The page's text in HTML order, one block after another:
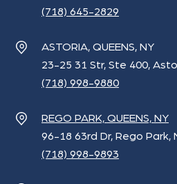
(718) 645-2829
ASTORIA, QUEENS, NY
23-25 31 Str, Ste 400,
(718) 998-9880
REGO PARK, QUEENS, NY
96-18 63rd Dr, Rego Park,
(718) 998-9893